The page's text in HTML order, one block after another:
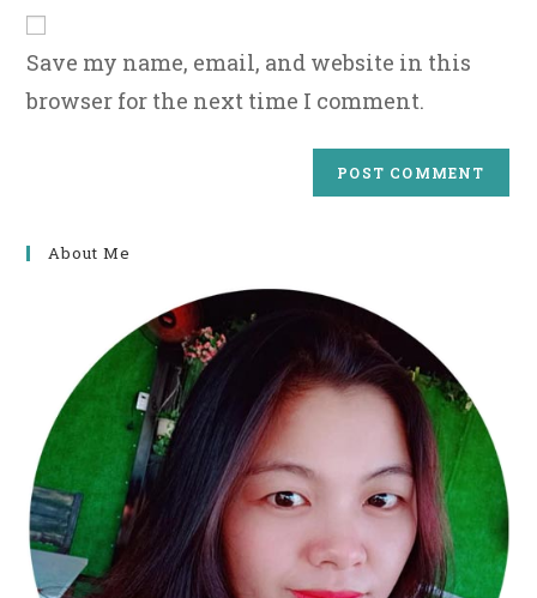
(optional)
Save my name, email, and website in this
browser for the next time I comment.
About Me